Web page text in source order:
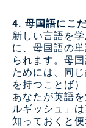
4. 母国語にこ
新しい言語を
に、母国語の
られます。母
ためには、同
を持つことば
あなたが英語
ルギッシュ」
知っておくと便